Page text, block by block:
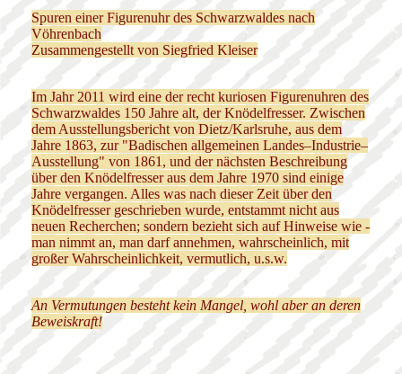
Spuren einer Figurenuhr des Schwarzwaldes nach
Vöhrenbach
Zusammengestellt von Siegfried Kleiser
Im Jahr 2011 wird eine der recht kuriosen Figurenuhren des
Schwarzwaldes 150 Jahre alt, der Knödelfresser. Zwischen
dem Ausstellungsbericht von Dietz/Karlsruhe, aus dem
Jahre 1863, zur "Badischen allgemeinen Landes–Industrie–
Ausstellung" von 1861, und der nächsten Beschreibung
über den Knödelfresser aus dem Jahre 1970 sind einige
Jahre vergangen. Alles was nach dieser Zeit über den
Knödelfresser geschrieben wurde, entstammt nicht aus
neuen Recherchen; sondern bezieht sich auf Hinweise wie -
man nimmt an, man darf annehmen, wahrscheinlich, mit
großer Wahrscheinlichkeit, vermutlich, u.s.w.
An Vermutungen besteht kein Mangel, wohl aber an deren
Beweiskraft!